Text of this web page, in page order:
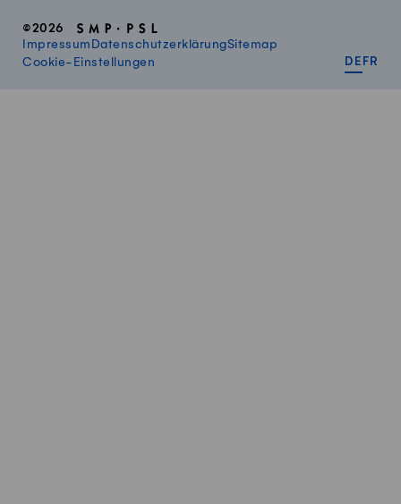
©2026
Impressum DatenschutzerklärungSitemap
Cookie-Einstellungen
DE FR